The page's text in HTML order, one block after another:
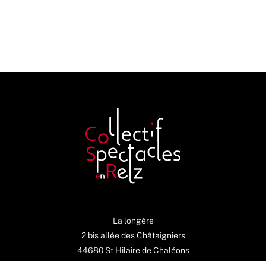
La longère
2 bis allée des Châtaigniers
44680 St Hilaire de Chaléons